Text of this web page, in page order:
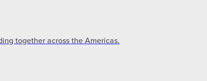
together across the Americas.